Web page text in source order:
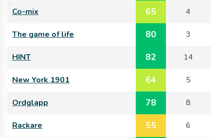
Co-mix 65 4
The game of life 80 3
HINT 82 14
New York 1901 64 5
Ordglapp 78 8
Rackare 55 6